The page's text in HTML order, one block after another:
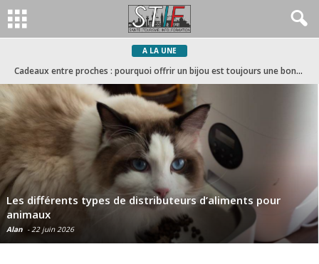
A LA UNE
Les différents types de distributeurs d’aliments pour animauxCadeaux entre proches : pourquoi offrir un bijou est toujours une bonne idée ?
Les différents types de distributeurs d’aliments pour
animaux
Alan - 22 juin 2026